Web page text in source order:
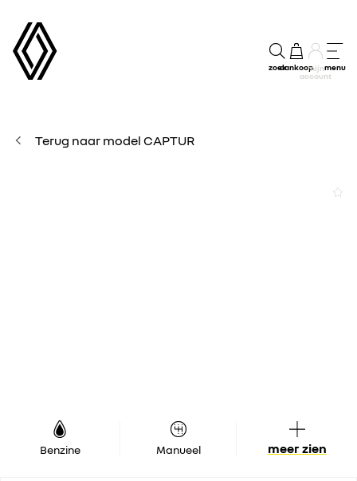
zoekaankoopmijn
account
menu
Terug naar model CAPTUR
Benzine Manueel meer zien